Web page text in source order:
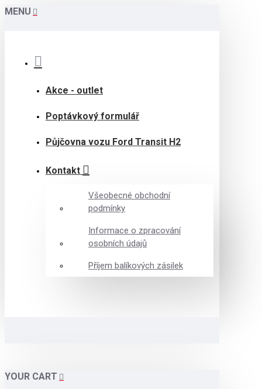
MENU
Akce - outlet
Poptávkový formulář
Půjčovna vozu Ford Transit H2
Kontakt
Všeobecné obchodní
podmínky
Informace o zpracování
osobních údajů
Příjem balíkových zásilek
YOUR CART